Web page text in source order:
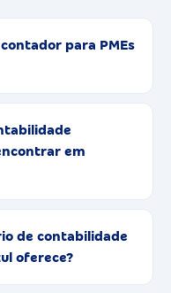
para PMEs
em
de contabilidade
oferece?